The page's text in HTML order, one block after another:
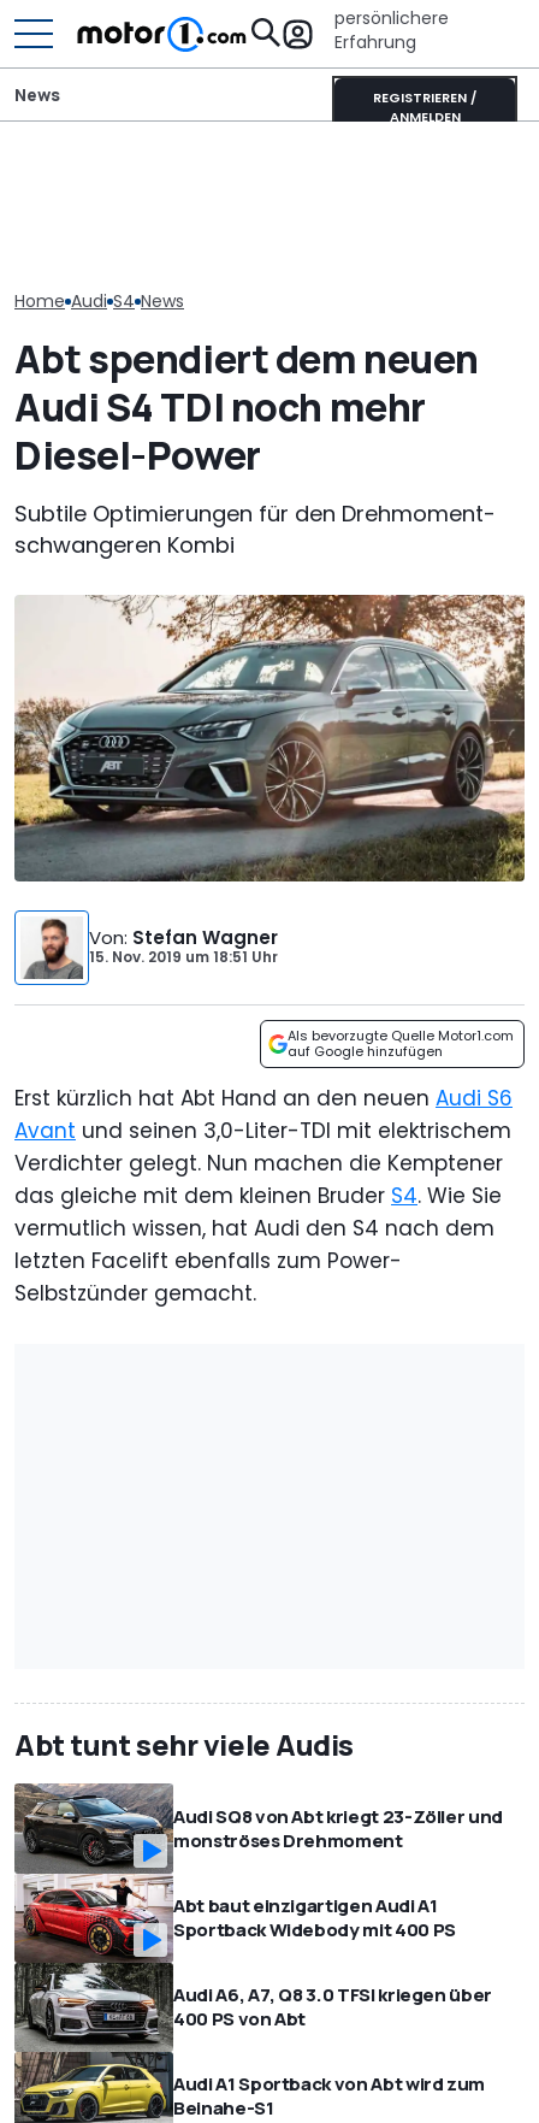
persönlichere
Erfahrung
REGISTRIEREN /
ANMELDEN
News
Home Audi S4 News
Abt spendiert dem neuen
Audi S4 TDI noch mehr
Diesel-Power
Subtile Optimierungen für den Drehmoment-
schwangeren Kombi
Von: Stefan Wagner
15. Nov. 2019 um18:51 Uhr
Als bevorzugte Quelle Motor1.com
auf Google hinzufügen
Erst kürzlich hat Abt Hand an den neuen Audi S6
Avant und seinen 3,0-Liter-TDI mit elektrischem
Verdichter gelegt. Nun machen die Kemptener
das gleiche mit dem kleinen Bruder S4. Wie Sie
vermutlich wissen, hat Audi den S4 nach dem
letzten Facelift ebenfalls zum Power-
Selbstzünder gemacht.
Abt tunt sehr viele Audis
Audi SQ8 von Abt kriegt 23-Zöller und
monströses Drehmoment
Abt baut einzigartigen Audi A1
Sportback Widebody mit 400 PS
Audi A6, A7, Q8 3.0 TFSI kriegen über
400 PS von Abt
Audi A1 Sportback von Abt wird zum
Beinahe-S1